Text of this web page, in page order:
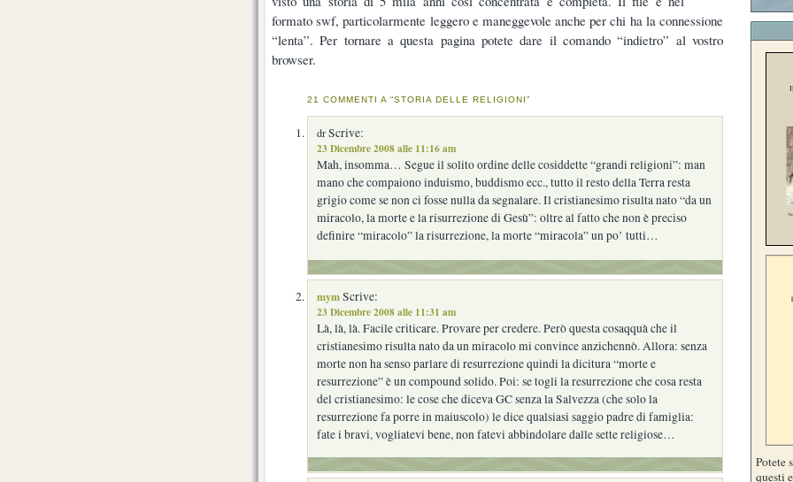
formato swf, particolarmente leggero e maneggevole anche per chi ha la connessione
“lenta”. Per tornare a questa pagina potete dare il comando “indietro” al vostro
browser.
21 COMMENTI A “STORIA DELLE RELIGIONI”
drScrive:
23 Dicembre 2008 alle 11:16 am
Mah, insomma… Segue il solito ordine delle cosiddette “grandi religioni”: man
mano che compaiono induismo, buddismo ecc., tutto il resto della Terra resta
grigio come se non ci fosse nulla da segnalare. Il cristianesimo risulta nato “da un
miracolo, la morte e la risurrezione di Gesù”: oltre al fatto che non è preciso
definire “miracolo” la risurrezione, la morte “miracola” un po’ tutti…
mymScrive:
23 Dicembre 2008 alle 11:31 am
Là, là, là. Facile criticare. Provare per credere. Però questa cosaqquà che il
cristianesimo risulta nato da un miracolo mi convince anzichennò. Allora: senza
morte non ha senso parlare di resurrezione quindi la dicitura “morte e
resurrezione” è un compound solido. Poi: se togli la resurrezione che cosa resta
del cristianesimo: le cose che diceva GC senza la Salvezza (che solo la
resurrezione fa porre in maiuscolo) le dice qualsiasi saggio padre di famiglia:
fate i bravi, vogliatevi bene, non fatevi abbindolare dalle sette religiose…
Potete
questi